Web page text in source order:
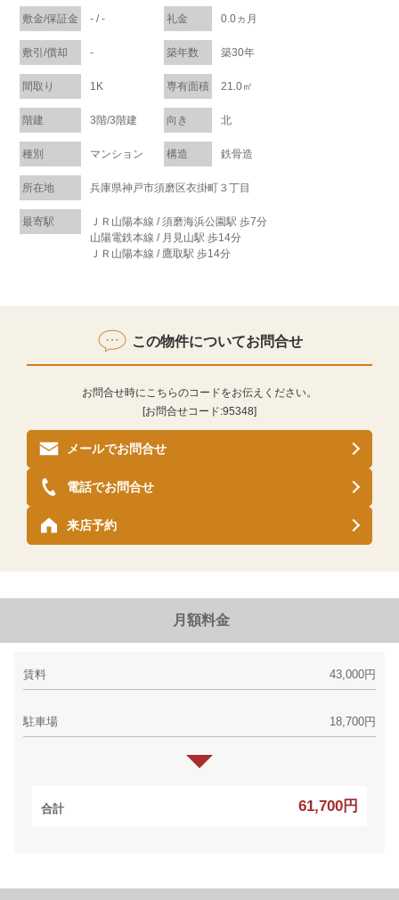
敷金/保証金 - / - 礼金 0.0ヵ月
敷引/償却 - 築年数 築30年
間取り 1K 専有面積 21.0㎡
階建 3階/3階建 向き 北
種別 マンション 構造 鉄骨造
所在地 兵庫県神戸市須磨区衣掛町３丁目
最寄駅
ＪＲ山陽本線 / 須磨海浜公園駅 歩7分
山陽電鉄本線 / 月見山駅 歩14分
ＪＲ山陽本線 / 鷹取駅 歩14分
この物件についてお問合せ
お問合せ時にこちらのコードをお伝えください。
[お問合せコード:95348]
メールでお問合せ
来店予約
電話でお問合せ
月額料金
賃料 43,000円
駐車場 18,700円
合計 61,700円